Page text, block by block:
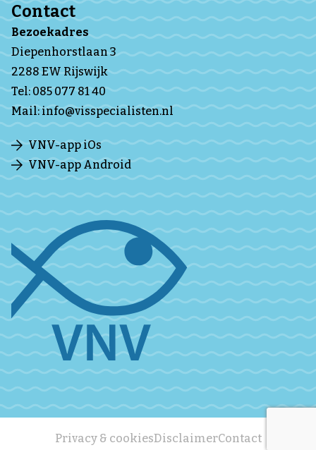
Contact
Bezoekadres
Diepenhorstlaan 3
2288 EW Rijswijk
Tel:085 077 81 40
Mail:info@visspecialisten.nl
VNV-app iOs
VNV-app Android
Privacy & cookiesDisclaimerContact